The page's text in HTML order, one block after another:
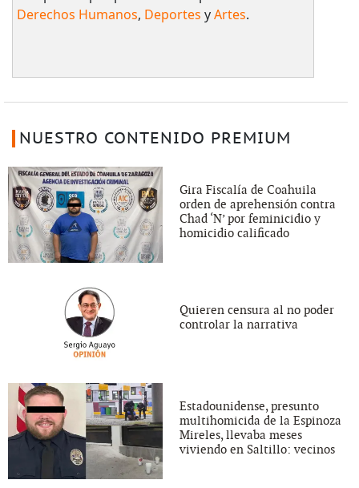
Derechos Humanos, Deportes yArtes.
NUESTRO CONTENIDO PREMIUM
Gira Fiscalía de Coahuila
orden de aprehensión contra
Chad ‘N’ por feminicidio y
homicidio calificado
Quieren censura al no poder
controlar la narrativa
Estadounidense, presunto
multihomicida de la Espinoza
Mireles, llevaba meses
viviendo en Saltillo: vecinos